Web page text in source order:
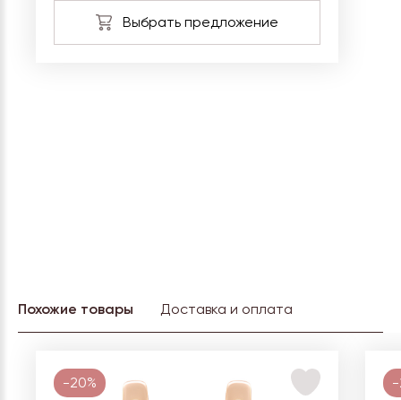
Похожие товары Доставка и оплата
-20% -